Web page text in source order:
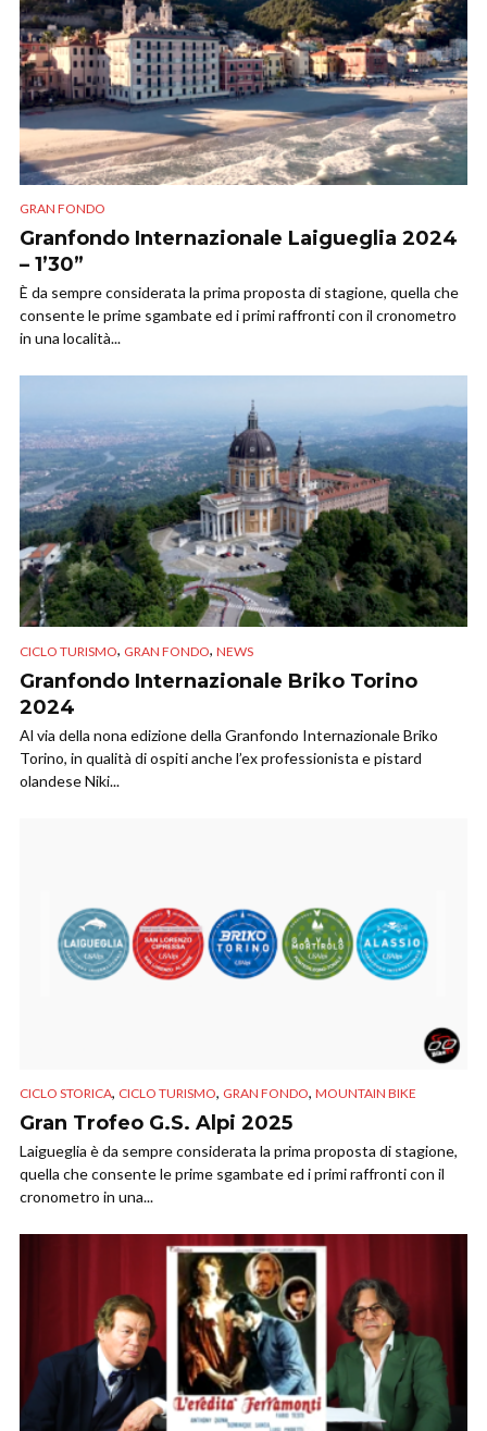
GRAN FONDO
Granfondo Internazionale Laigueglia 2024
– 1’30”
È da sempre considerata la prima proposta di stagione, quella che
consente le prime sgambate ed i primi raffronti con il cronometro
in una località...
CICLO TURISMO, GRAN FONDO, NEWS
Granfondo Internazionale Briko Torino
2024
Al via della nona edizione della Granfondo Internazionale Briko
Torino, in qualità di ospiti anche l’ex professionista e pistard
olandese Niki...
CICLO STORICA, CICLO TURISMO, GRAN FONDO, MOUNTAIN BIKE
Gran Trofeo G.S. Alpi 2025
Laigueglia è da sempre considerata la prima proposta di stagione,
quella che consente le prime sgambate ed i primi raffronti con il
cronometro in una...